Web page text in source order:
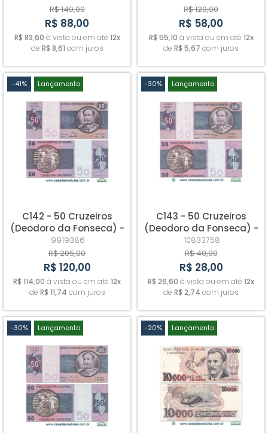
R$ 140,00
R$ 88,00
R$ 83,60 à vista ou em até 12x
de R$ 8,61 com juros
R$ 120,00
R$ 58,00
R$ 55,10 à vista ou em até 12x
de R$ 5,67 com juros
-41% Lançamento
C142 - 50 Cruzeiros
(Deodoro da Fonseca) -
Fe
9919386
R$ 205,00
R$ 120,00
R$ 114,00 à vista ou em até 12x
de R$ 11,74 com juros
-30% Lançamento
C143 - 50 Cruzeiros
(Deodoro da Fonseca) -
Fe
10833758
R$ 40,00
R$ 28,00
R$ 26,60 à vista ou em até 12x
de R$ 2,74 com juros
-30% Lançamento -20% Lançamento